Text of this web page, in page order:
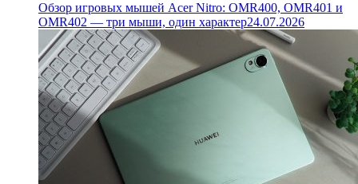
Обзор игровых мышей Acer Nitro: OMR400, OMR401 и
OMR402 — три мыши, один характер24.07.2026